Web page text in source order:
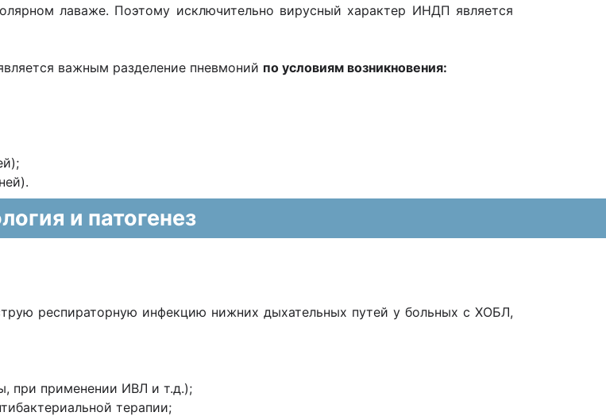
лаваже. Поэтому исключительно вирусный характер ИНДП является
важным разделение пневмоний по условиям возникновения:
и патогенез
респираторную инфекцию нижних дыхательных путей у больных с ХОБЛ,
при применении ИВЛ и т.д.);
терапии;